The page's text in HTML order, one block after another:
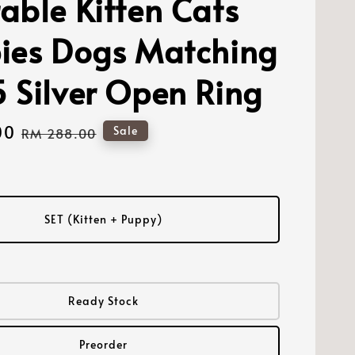
Kitten Cats
Dogs Matching
Silver Open Ring
Regular
RM 288.00 Sale
SET (Kitten + Puppy)
Ready Stock
Preorder